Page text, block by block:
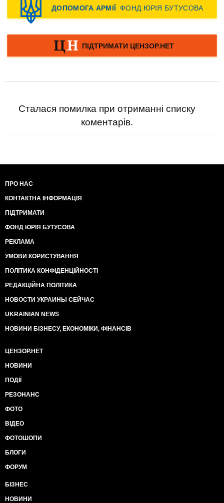
Сталася помилка при отриманні списку
коментарів.
ПРО НАС
КОНТАКТНА ІНФОРМАЦІЯ
ПІДТРИМАТИ
ФОНД ЮРІЯ БУТУСОВА
РЕКЛАМА
УМОВИ КОРИСТУВАННЯ
ПОЛІТИКА КОНФІДЕНЦІЙНОСТІ
РЕДАКЦІЙНА ПОЛІТИКА
НОВОСТИ УКРАИНЫ СЕЙЧАС
UKRAINIAN NEWS
НОВИНИ БІЗНЕСУ, ЕКОНОМІКИ, ФІНАНСІВ
ЦЕНЗОР.НЕТ
НОВИНИ
ПОДІЇ
РЕЗОНАНС
ФОТО
ВІДЕО
ФОТОШОПИ
БЛОГИ
ФОРУМ
БІЗНЕС
НОВИНИ